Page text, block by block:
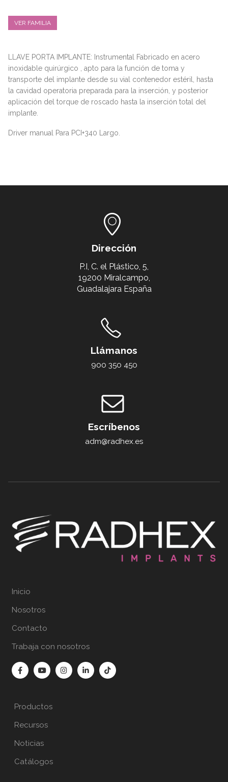
VER FAMILIA
LLAVE PORTA IMPLANTE: Instrumental Fabricado en acero
inoxidable quirúrgico , apto para la función de toma y
transporte del implante desde su vial contenedor estéril, hasta
la cavidad operatoria preparada para la inserción, y posterior
aplicación del torque de roscado hasta la inserción total del
implante.
Driver manual Para PCI+340 Largo.
Dirección
P.I, C. el Plástico, 5,
19200 Miralcampo,
Guadalajara España
Llámanos
900 350 450
Escríbenos
adm@radhex.es
Inicio
Nosotros
Contacto
Trabaja con nosotros
Productos
Recursos
Noticias
Catálogos